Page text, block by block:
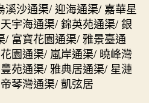
溪沙通渠/ 迎海通渠/ 嘉華星
宇海通渠/ 錦英苑通渠/ 銀
富寶花園通渠/ 雅景臺通
園通渠/ 嵐岸通渠/ 曉峰灣
苑通渠/ 雅典居通渠/ 星漣
琴灣通渠/ 凱弦居